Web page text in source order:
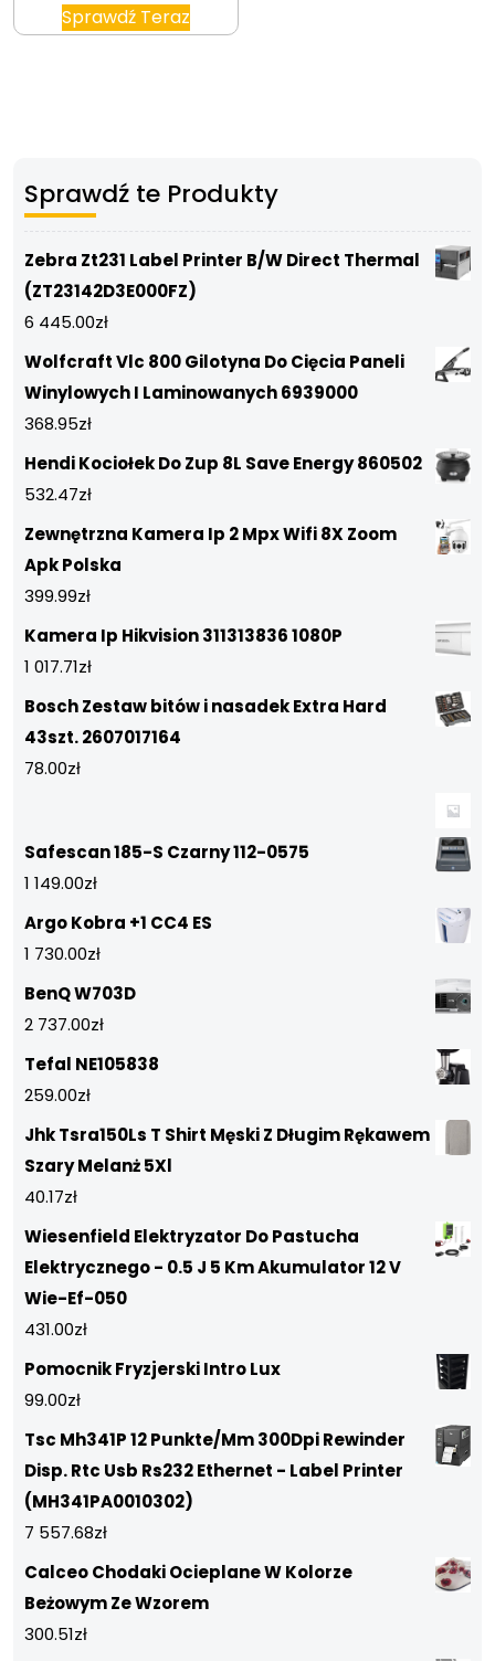
Sprawdź Teraz
Sprawdź te Produkty
Zebra Zt231 Label Printer B/W Direct Thermal
(ZT23142D3E000FZ)
6 445.00zł
Wolfcraft Vlc 800 Gilotyna Do Cięcia Paneli
Winylowych I Laminowanych 6939000
368.95zł
Hendi Kociołek Do Zup 8L Save Energy 860502
532.47zł
Zewnętrzna Kamera Ip 2 Mpx Wifi 8X Zoom
Apk Polska
399.99zł
Kamera Ip Hikvision 311313836 1080P
1 017.71zł
Bosch Zestaw bitów i nasadek Extra Hard
43szt. 2607017164
78.00zł
Safescan 185-S Czarny 112-0575
1 149.00zł
Argo Kobra +1 CC4 ES
1 730.00zł
BenQ W703D
2 737.00zł
Tefal NE105838
259.00zł
Jhk Tsra150Ls T Shirt Męski Z Długim Rękawem
Szary Melanż 5Xl
40.17zł
Wiesenfield Elektryzator Do Pastucha
Elektrycznego - 0.5 J 5 Km Akumulator 12 V
Wie-Ef-050
431.00zł
Pomocnik Fryzjerski Intro Lux
99.00zł
Tsc Mh341P 12 Punkte/Mm 300Dpi Rewinder
Disp. Rtc Usb Rs232 Ethernet - Label Printer
(MH341PA0010302)
7 557.68zł
Calceo Chodaki Ocieplane W Kolorze
Beżowym Ze Wzorem
300.51zł